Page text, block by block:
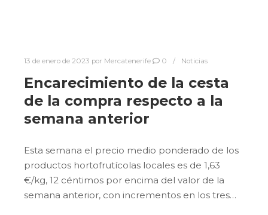
13 de enero de 2023 por Mercatenerife 0 Noticias
Encarecimiento de la cesta
de la compra respecto a la
semana anterior
Esta semana el precio medio ponderado de los
productos hortofrutícolas locales es de 1,63
€/kg, 12 céntimos por encima del valor de la
semana anterior, con incrementos en los tres…